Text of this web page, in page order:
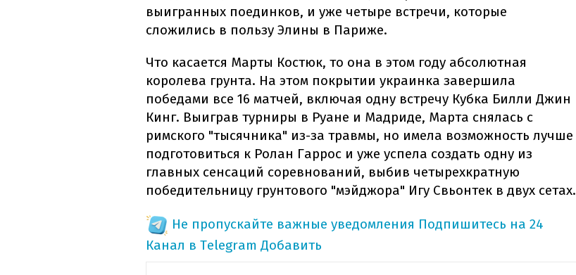
выигранных поединков, и уже четыре встречи, которые
сложились в пользу Элины в Париже.
Что касается Марты Костюк, то она в этом году абсолютная
королева грунта. На этом покрытии украинка завершила
победами все 16 матчей, включая одну встречу Кубка Билли Джин
Кинг. Выиграв турниры в Руане и Мадриде, Марта снялась с
римского "тысячника" из-за травмы, но имела возможность лучше
подготовиться к Ролан Гаррос и уже успела создать одну из
главных сенсаций соревнований, выбив четырехкратную
победительницу грунтового "мэйджора" Игу Свьонтек в двух сетах.
Не пропускайте важные уведомления Подпишитесь на 24
Канал в Telegram Добавить